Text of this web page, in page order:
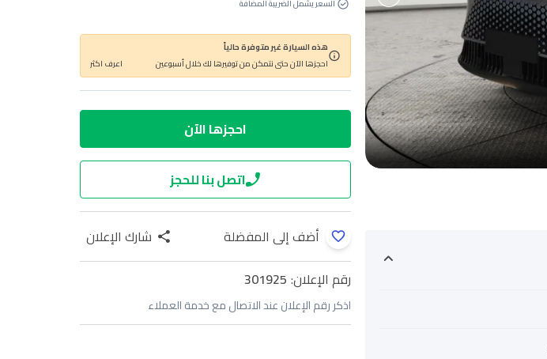
السعر يشمل الضريبة المضافة
هذه السيارة غير متوفرة حالياً
احجزها الآن حتى نتمكن من توفيرها لك خلال أسبوعين
اعرف اكثر
احجزها الآن
اتصل بنا للحجز
أضف إلى المفضلة
شارك الإعلان
رقم الإعلان: 301925
اذكر رقم الإعلان عند الاتصال مع خدمة العملاء